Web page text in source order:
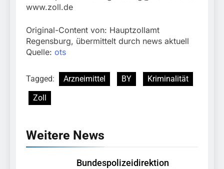
www.zoll.de
Original-Content von: Hauptzollamt
Regensburg, übermittelt durch news aktuell
Quelle: ots
Tagged: Arzneimittel BY
Kriminalität
Zoll
Weitere News
Bundespolizeidirektion